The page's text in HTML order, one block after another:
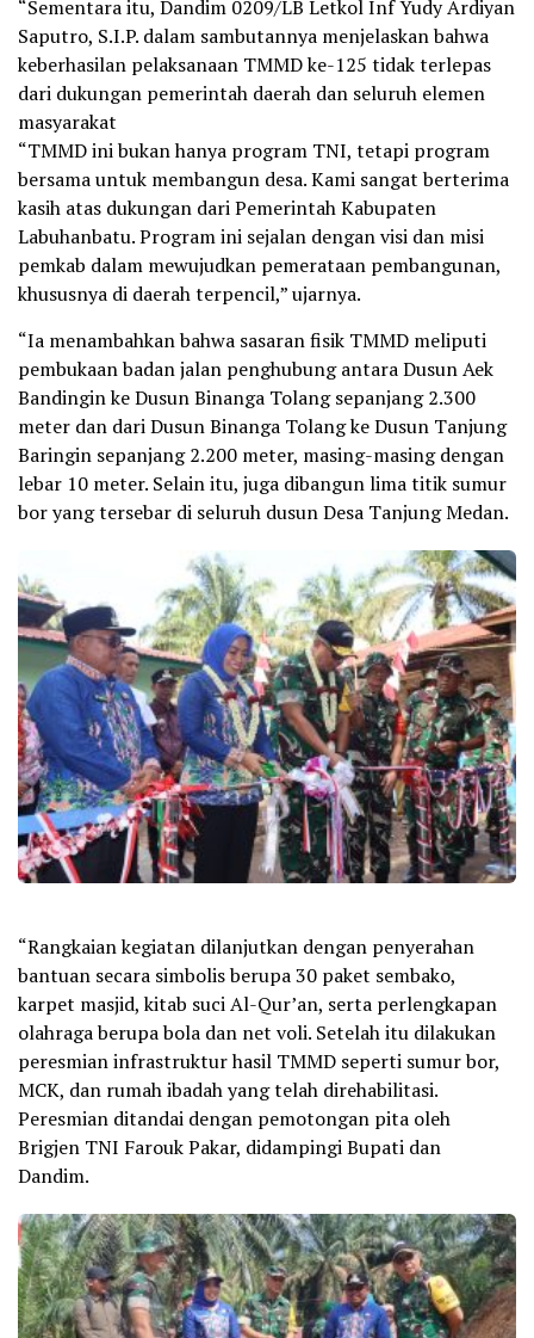
“Sementara itu, Dandim 0209/LB Letkol Inf Yudy Ardiyan
Saputro, S.I.P. dalam sambutannya menjelaskan bahwa
keberhasilan pelaksanaan TMMD ke-125 tidak terlepas
dari dukungan pemerintah daerah dan seluruh elemen
masyarakat
“TMMD ini bukan hanya program TNI, tetapi program
bersama untuk membangun desa. Kami sangat berterima
kasih atas dukungan dari Pemerintah Kabupaten
Labuhanbatu. Program ini sejalan dengan visi dan misi
pemkab dalam mewujudkan pemerataan pembangunan,
khususnya di daerah terpencil,” ujarnya.
“Ia menambahkan bahwa sasaran fisik TMMD meliputi
pembukaan badan jalan penghubung antara Dusun Aek
Bandingin ke Dusun Binanga Tolang sepanjang 2.300
meter dan dari Dusun Binanga Tolang ke Dusun Tanjung
Baringin sepanjang 2.200 meter, masing-masing dengan
lebar 10 meter. Selain itu, juga dibangun lima titik sumur
bor yang tersebar di seluruh dusun Desa Tanjung Medan.
“Rangkaian kegiatan dilanjutkan dengan penyerahan
bantuan secara simbolis berupa 30 paket sembako,
karpet masjid, kitab suci Al-Qur’an, serta perlengkapan
olahraga berupa bola dan net voli. Setelah itu dilakukan
peresmian infrastruktur hasil TMMD seperti sumur bor,
MCK, dan rumah ibadah yang telah direhabilitasi.
Peresmian ditandai dengan pemotongan pita oleh
Brigjen TNI Farouk Pakar, didampingi Bupati dan
Dandim.